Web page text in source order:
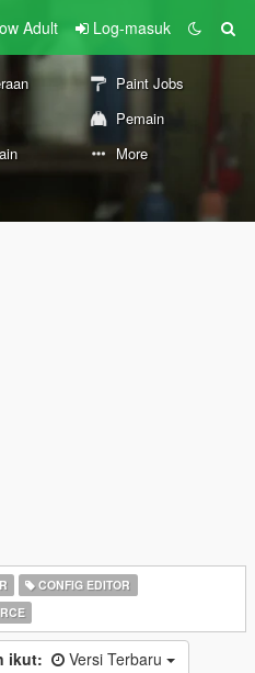
Adult Log-masuk
Paint Jobs
Pemain
More
CONFIG EDITOR
ikut: Versi Terbaru